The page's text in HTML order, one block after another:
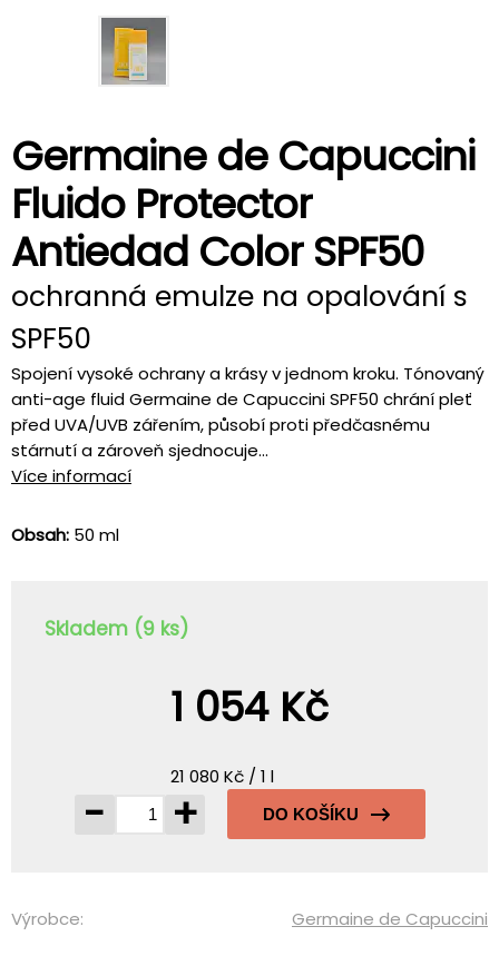
Germaine de Capuccini
Fluido Protector
Antiedad Color SPF50
ochranná emulze na opalování s
SPF50
Spojení vysoké ochrany a krásy v jednom kroku. Tónovaný
anti-age fluid Germaine de Capuccini SPF50 chrání pleť
před UVA/UVB zářením, působí proti předčasnému
stárnutí a zároveň sjednocuje...
Více informací
Obsah: 50 ml
Skladem (9 ks)
1 054 Kč
21 080 Kč / 1 l
- + DO KOŠÍKU
Výrobce: Germaine de Capuccini